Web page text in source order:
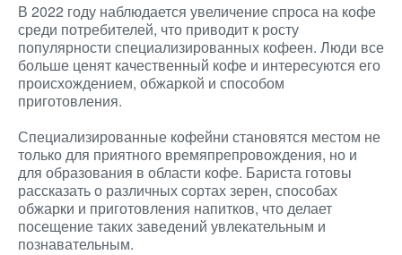
В 2022 году наблюдается увеличение спроса на кофе
среди потребителей, что приводит к росту
популярности специализированных кофеен. Люди все
больше ценят качественный кофе и интересуются его
происхождением, обжаркой и способом
приготовления.
Специализированные кофейни становятся местом не
только для приятного времяпрепровождения, но и
для образования в области кофе. Бариста готовы
рассказать о различных сортах зерен, способах
обжарки и приготовления напитков, что делает
посещение таких заведений увлекательным и
познавательным.